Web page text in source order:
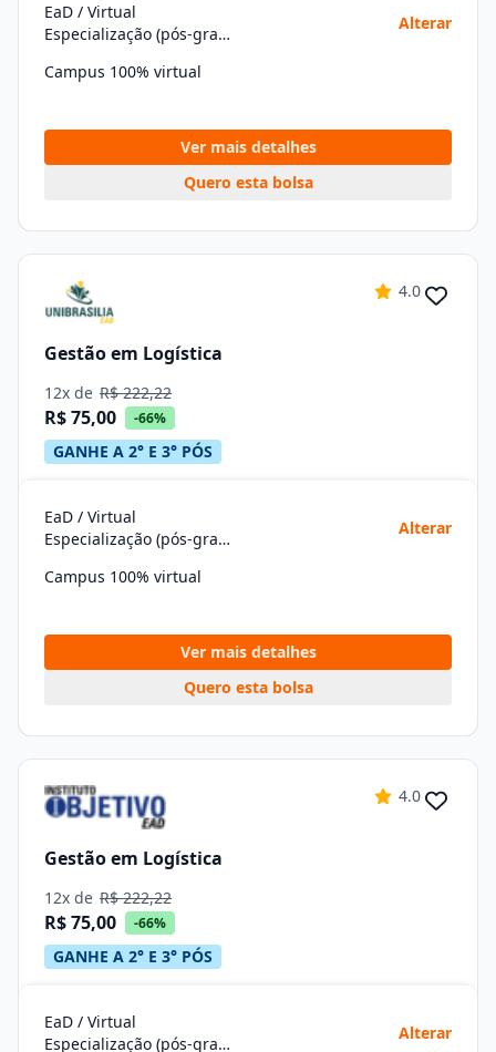
EaD / Virtual
Especialização (pós-graduação)
Alterar
Campus 100% virtual
Ver mais detalhes
Quero esta bolsa
4.0
Gestão em Logística
12x de R$ 222,22
R$ 75,00 -66%
GANHE A 2° E 3° PÓS
EaD / Virtual
Especialização (pós-graduação)
Alterar
Campus 100% virtual
Ver mais detalhes
Quero esta bolsa
4.0
Gestão em Logística
12x de R$ 222,22
R$ 75,00 -66%
GANHE A 2° E 3° PÓS
EaD / Virtual
Especialização (pós-graduação)
Alterar